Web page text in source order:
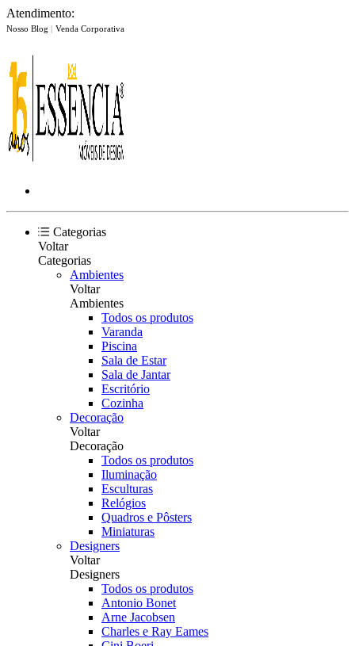
Atendimento:
Nosso Blog | Venda Corporativa
Categorias
Voltar
Categorias
Ambientes
Voltar
Ambientes
Todos os produtos
Varanda
Piscina
Sala de Estar
Sala de Jantar
Escritório
Cozinha
Decoração
Voltar
Decoração
Todos os produtos
Iluminação
Esculturas
Relógios
Quadros e Pôsters
Miniaturas
Designers
Voltar
Designers
Todos os produtos
Antonio Bonet
Arne Jacobsen
Charles e Ray Eames